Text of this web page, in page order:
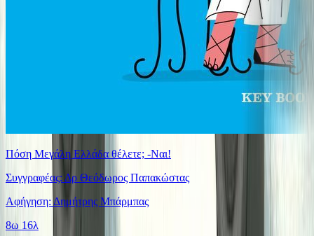
Πόση Μεγάλη Ελλάδα θέλετε; -Ναι!
Συγγραφέας: Δρ Θεόδωρος Παπακώστας
Αφήγηση: Δημήτρης Μπάρμπας
8ω 16λ